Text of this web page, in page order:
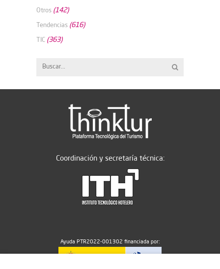
Otros (142)
Tendencias (616)
TIC (363)
Coordinación y secretaría técnica:
Ayuda PTR2022-001302 financiada por: